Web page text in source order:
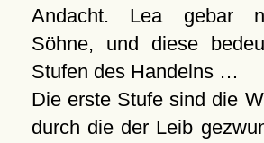
Andacht. Lea gebar
Söhne, und diese
Stufen des Handelns …
Die erste Stufe sind die
durch die der Leib